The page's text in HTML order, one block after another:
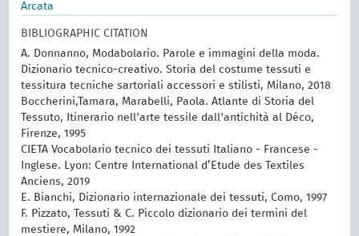
Arcata
BIBLIOGRAPHIC CITATION
A. Donnanno, Modabolario. Parole e immagini della moda.
Dizionario tecnico-creativo. Storia del costume tessuti e
tessitura tecniche sartoriali accessori e stilisti, Milano, 2018
Boccherini,Tamara, Marabelli, Paola. Atlante di Storia del
Tessuto, Itinerario nell'arte tessile dall'antichità al Déco,
Firenze, 1995
CIETA Vocabolario tecnico dei tessuti Italiano - Francese -
Inglese. Lyon: Centre International d’Etude des Textiles
Anciens, 2019
E. Bianchi, Dizionario internazionale dei tessuti, Como, 1997
F. Pizzato, Tessuti & C. Piccolo dizionario dei termini del
mestiere, Milano, 1992